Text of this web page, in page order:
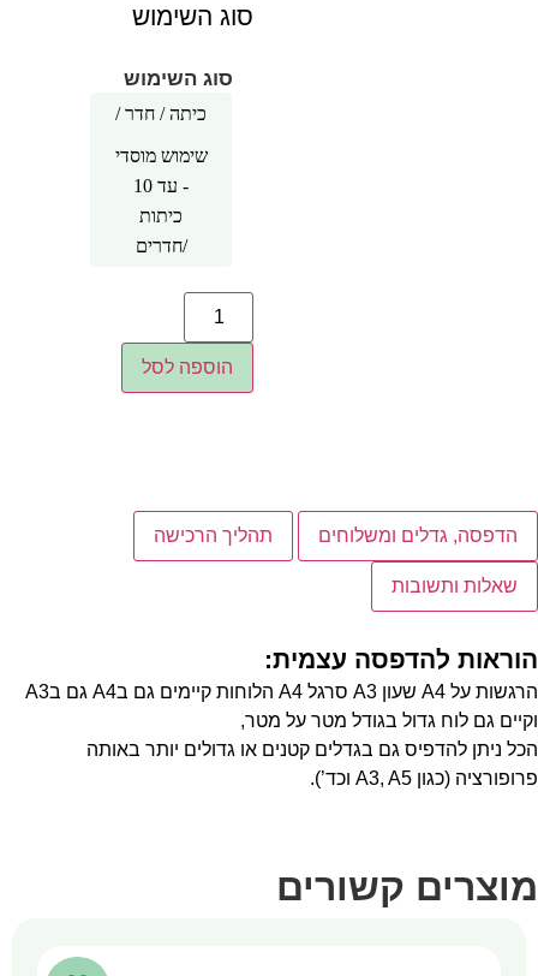
סוג השימוש
סוג השימוש
כיתה / חדר /
עד 4 כיתות /
חדרים
שימוש מוסדי
- עד 10
כיתות
/חדרים
הוספה לסל
הדפסה, גדלים ומשלוחים תהליך הרכישה
שאלות ותשובות
הוראות להדפסה עצמית:
הרגשות על A4 שעון A3 סרגל A4 הלוחות קיימים גם בA4 גם בA3
וקיים גם לוח גדול בגודל מטר על מטר,
הכל ניתן להדפיס גם בגדלים קטנים או גדולים יותר באותה
פרופורציה (כגון A3, A5 וכד’).
מוצרים קשורים